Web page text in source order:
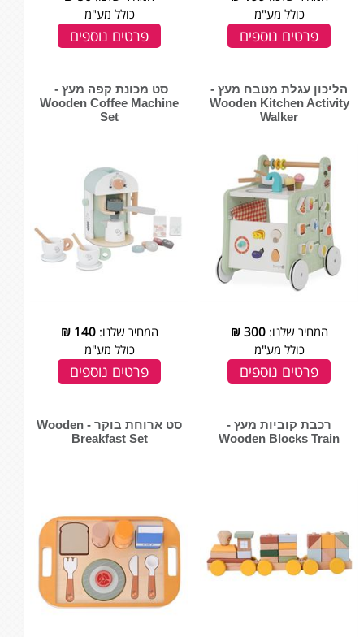
כולל מע"מ
פרטים נוספים
כולל מע"מ
פרטים נוספים
הליכון עגלת מטבח מעץ -
‏‏‏‏Wooden Kitchen Activity
Walker
המחיר שלנו:300
₪
כולל מע"מ
פרטים נוספים
סט מכונת קפה מעץ - ‏‏‏‏
Wooden Coffee Machine
Set
המחיר שלנו:140
₪
כולל מע"מ
פרטים נוספים
רכבת קוביות מעץ -
סט ארוחת בוקר - ‏‏‏‏Wooden
Breakfast Set